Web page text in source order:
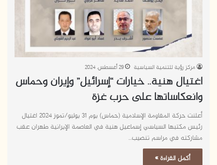
مركز رؤية للتنمية السياسية 29 أغسطس، 2024
اغتيال هنية.. خيارات “إسرائيل” وإيران وحماس
وانعكاساتها على حرب غزة
أعلنت حركة المقاومة الإسلامية (حماس) يوم 31 يوليو/تموز 2024 اغتيال
رئيس مكتبها السياسي إسماعيل هنية في العاصمة الإيرانية طهران عقب
مشاركته في مراسم تنصيب…
أكمل القراءة »